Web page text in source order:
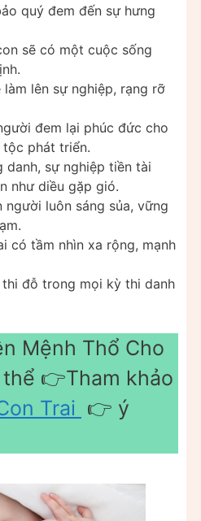
quý đem đến sự hưng
sẽ có một cuộc sống
làm lên sự nghiệp, rạng rỡ
đem lại phúc đức cho
phát triển.
danh, sự nghiệp tiền tài
như diều gặp gió.
người luôn sáng sủa, vững
có tầm nhìn xa rộng, mạnh
thi đỗ trong mọi kỳ thi danh
Mệnh Thổ Cho
👉Tham khảo
Trai 👉 ý